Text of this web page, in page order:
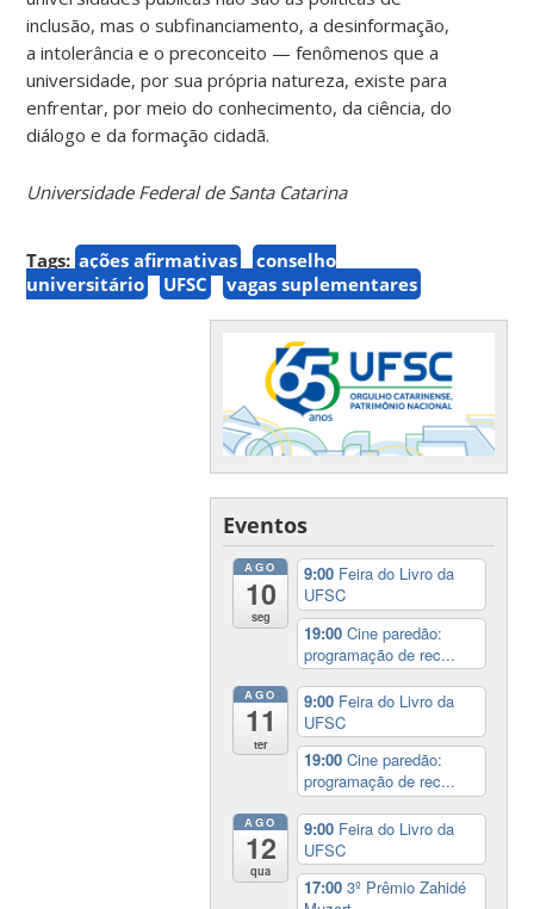
inclusão, mas o subfinanciamento, a desinformação,
a intolerância e o preconceito — fenômenos que a
universidade, por sua própria natureza, existe para
enfrentar, por meio do conhecimento, da ciência, do
diálogo e da formação cidadã.
Universidade Federal de Santa Catarina
Tags: ações afirmativas
conselho
universitário
UFSC vagas suplementares
Eventos
AGO
10
seg
9:00 Feira do Livro da
UFSC
19:00Cine paredão:
programação de rec...
AGO
11
ter
9:00 Feira do Livro da
UFSC
19:00Cine paredão:
programação de rec...
AGO
12
qua
9:00 Feira do Livro da
UFSC
17:003º Prêmio Zahidé